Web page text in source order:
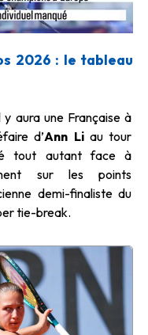
2026 : le tableau
aura une Française à
d’Ann Liau tour
tout autant face à
sur les points
demi-finaliste du
tie-break.